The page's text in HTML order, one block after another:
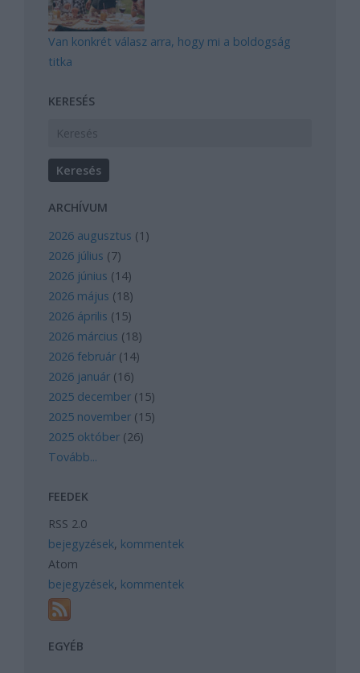
Van konkrét válasz arra, hogy mi a boldogság
titka
KERESÉS
ARCHÍVUM
2026 augusztus (1 )
2026 július (7)
2026 június (14)
2026 május (18)
2026 április (15)
2026 március (18)
2026 február (14)
2026 január (16)
2025 december (15)
2025 november (15)
2025 október (26)
Tovább...
FEEDEK
RSS 2.0
bejegyzések, kommentek
Atom
bejegyzések, kommentek
EGYÉB